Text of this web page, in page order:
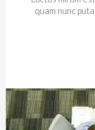
quam nunc